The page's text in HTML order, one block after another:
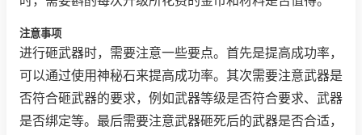
注意事项
进行砸武器时，需要注意一些要点。首先是提高成功率，
可以通过使用神秘石来提高成功率。其次需要注意武器是
否符合砸武器的要求，例如武器等级是否符合要求、武器
是否绑定等。最后需要注意武器砸死后的武器是否合适，